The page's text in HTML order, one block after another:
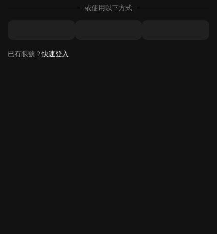
或使用以下方式
已有賬號？快速登入